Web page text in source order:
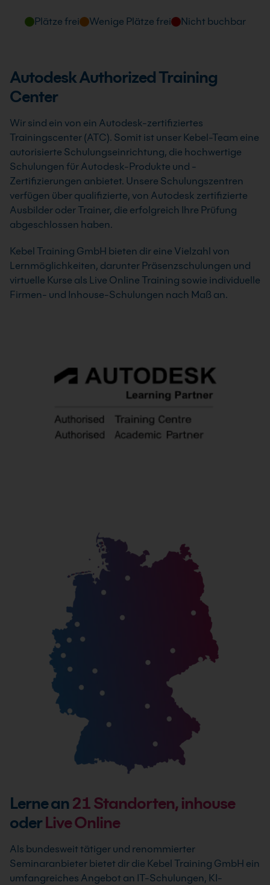
Plätze frei Wenige Plätze frei Nicht buchbar
Autodesk Authorized Training
Center
Wir sind ein von ein Autodesk-zertifiziertes
Trainingscenter (ATC). Somit ist unser Kebel-Team eine
autorisierte Schulungseinrichtung, die hochwertige
Schulungen für Autodesk-Produkte und -
Zertifizierungen anbietet. Unsere Schulungszentren
verfügen über qualifizierte, von Autodesk zertifizierte
Ausbilder oder Trainer, die erfolgreich Ihre Prüfung
abgeschlossen haben.
Kebel Training GmbH bieten dir eine Vielzahl von
Lernmöglichkeiten, darunter Präsenzschulungen und
virtuelle Kurse als Live Online Training sowie individuelle
Firmen- und Inhouse-Schulungen nach Maß an.
Lerne an 21Standorten, inhouse
oderLive Online
Als bundesweit tätiger und renommierter
Seminaranbieter bietet dir die Kebel Training GmbH ein
umfangreiches Angebot an IT-Schulungen, KI-